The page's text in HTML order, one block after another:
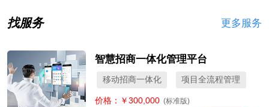
找服务 更多服务
智慧招商一体化管理平台
移动招商一体化 项目全流程管理
价格：￥300,000 (标准版)